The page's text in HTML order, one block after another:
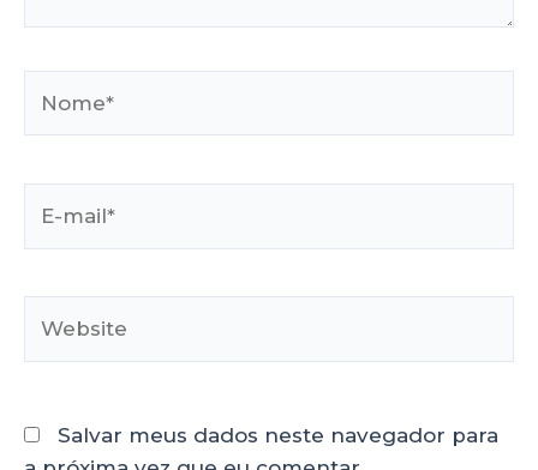
Salvar meus dados neste navegador para